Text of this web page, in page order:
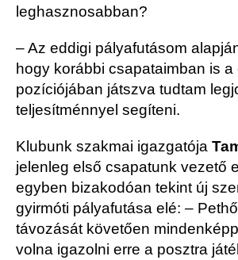
leghasznosabban?
– Az eddigi pályafutásom
hogy korábbi csapataimban is a
pozíciójában játszva tudtam
teljesítménnyel segíteni.
Klubunk szakmai igazgatója
jelenleg első csapatunk vezető
egyben bizakodóan tekint új
gyirmóti pályafutása elé: –
távozását követően
volna igazolni erre a posztra